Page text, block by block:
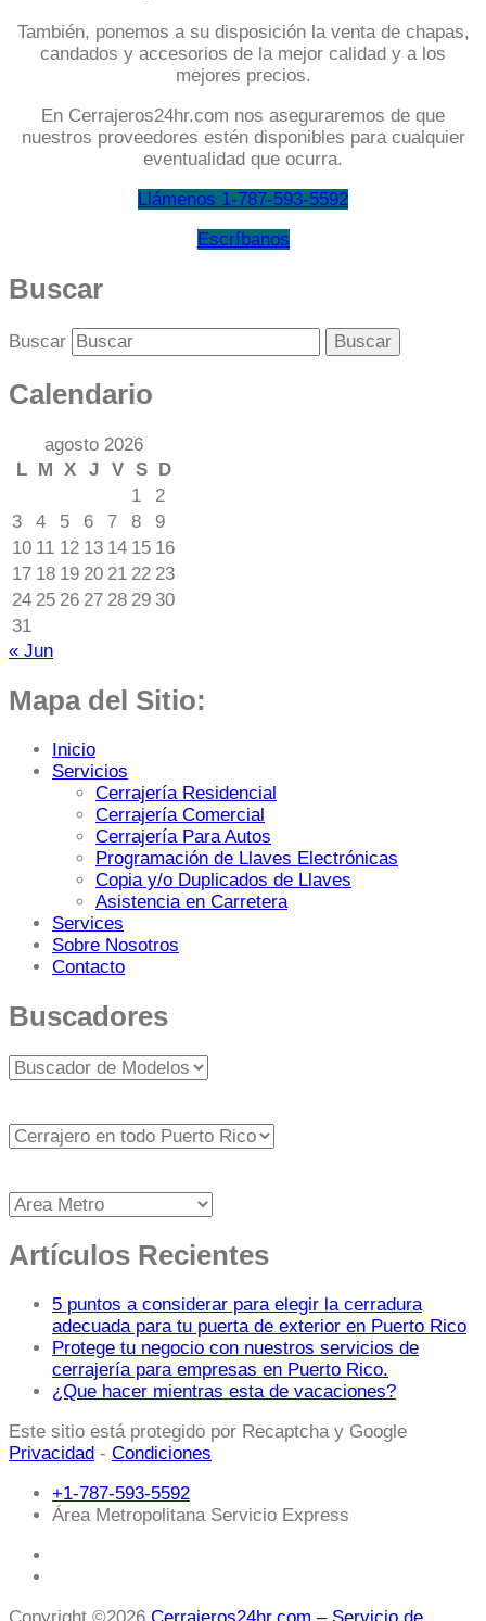
También, ponemos a su disposición la venta de chapas,
candados y accesorios de la mejor calidad y a los
mejores precios.
En Cerrajeros24hr.com nos aseguraremos de que
nuestros proveedores estén disponibles para cualquier
eventualidad que ocurra.
Llámenos 1-787-593-5592
Escríbanos
Buscar
Buscar
Calendario
agosto 2026
L M X J V S
D
1
2
3
4 5 6 7 8
9
10 11 12 13 14 15 16
17 18 19 20 21 22 23
24 25 26 27 28 29 30
31
« Jun
Mapa del Sitio:
Inicio
Servicios
Cerrajería Residencial
Cerrajería Comercial
Cerrajería Para Autos
Programación de Llaves Electrónicas
Copia y/o Duplicados de Llaves
Asistencia en Carretera
Services
Sobre Nosotros
Contacto
Buscadores
Artículos Recientes
5 puntos a considerar para elegir la cerradura
adecuada para tu puerta de exterior en Puerto Rico
Protege tu negocio con nuestros servicios de
cerrajería para empresas en Puerto Rico.
¿Que hacer mientras esta de vacaciones?
Este sitio está protegido por Recaptcha y Google
Privacidad - Condiciones
+1-787-593-5592
Área Metropolitana Servicio Express